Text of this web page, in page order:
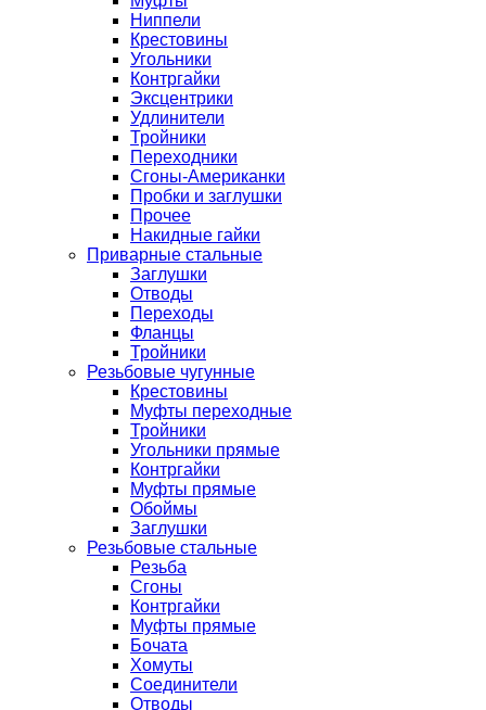
Ниппели
Крестовины
Угольники
Контргайки
Эксцентрики
Удлинители
Тройники
Переходники
Сгоны-Американки
Пробки и заглушки
Прочее
Накидные гайки
Приварные стальные
Заглушки
Отводы
Переходы
Фланцы
Тройники
Резьбовые чугунные
Крестовины
Муфты переходные
Тройники
Угольники прямые
Контргайки
Муфты прямые
Обоймы
Заглушки
Резьбовые стальные
Резьба
Сгоны
Контргайки
Муфты прямые
Бочата
Хомуты
Соединители
Отводы